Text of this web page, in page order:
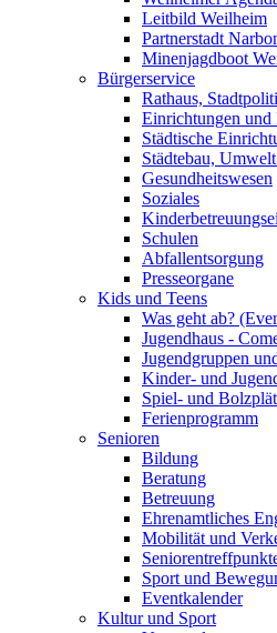
Leitbild Weilheim
Partnerstadt
Minenjagdboot
Bürgerservice
Rathaus,
Einrichtungen und
Städtische
Städtebau,
Gesundheitswesen
Soziales
Schulen
Abfallentsorgung
Presseorgane
Kids und Teens
Was geht ab?
Jugendhaus -
Jugendgruppen
Kinder- und
Spiel- und
Ferienprogramm
Senioren
Bildung
Beratung
Betreuung
Ehrenamtliches
Mobilität und
Sport und
Eventkalender
Kultur und Sport